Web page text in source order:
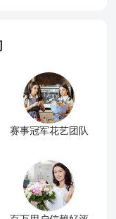
赛事冠军花艺团队